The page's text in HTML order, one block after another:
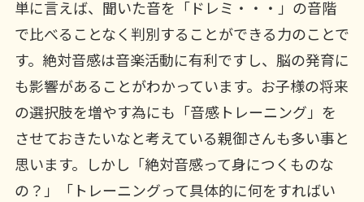
単に言えば、聞いた音を「ドレミ・・・」の音階
で比べることなく判別することができる力のことで
す。絶対音感は音楽活動に有利ですし、脳の発育に
も影響があることがわかっています。お子様の将来
の選択肢を増やす為にも「音感トレーニング」を
させておきたいなと考えている親御さんも多い事と
思います。しかし「絶対音感って身につくものな
の？」「トレーニングって具体的に何をすればい